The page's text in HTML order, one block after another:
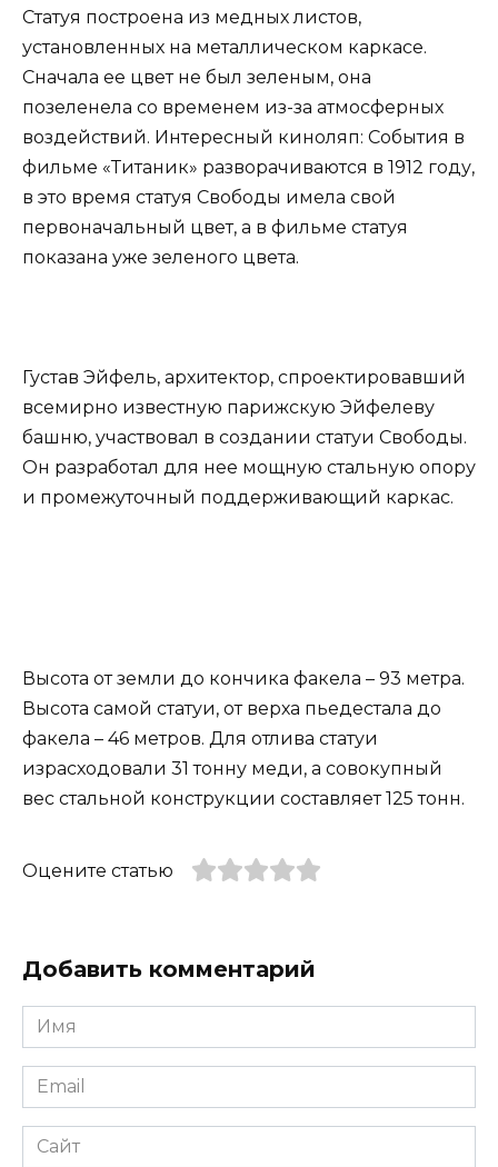
Статуя построена из медных листов,
установленных на металлическом каркасе.
Сначала ее цвет не был зеленым, она
позеленела со временем из-за атмосферных
воздействий. Интересный киноляп: События в
фильме «Титаник» разворачиваются в 1912 году,
в это время статуя Свободы имела свой
первоначальный цвет, а в фильме статуя
показана уже зеленого цвета.
Густав Эйфель, архитектор, спроектировавший
всемирно известную парижскую Эйфелеву
башню, участвовал в создании статуи Свободы.
Он разработал для нее мощную стальную опору
и промежуточный поддерживающий каркас.
Высота от земли до кончика факела – 93 метра.
Высота самой статуи, от верха пьедестала до
факела – 46 метров. Для отлива статуи
израсходовали 31 тонну меди, а совокупный
вес стальной конструкции составляет 125 тонн.
Оцените статью
Добавить комментарий
Имя
*
Email
*
Сайт